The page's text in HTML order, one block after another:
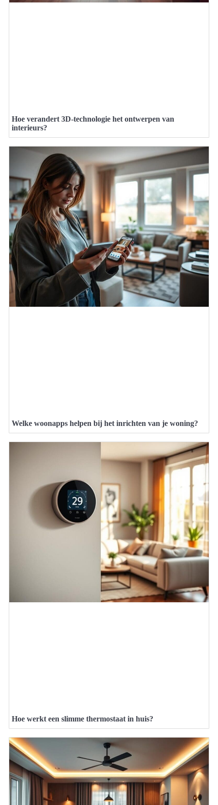
Hoe verandert 3D-technologie het ontwerpen van
interieurs?
Welke woonapps helpen bij het inrichten van je woning?
Hoe werkt een slimme thermostaat in huis?